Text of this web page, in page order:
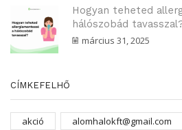
Hogyan teheted
hálószobád
március 31, 2025
CÍMKEFELHŐ
akció alomhalokft@gmail.com